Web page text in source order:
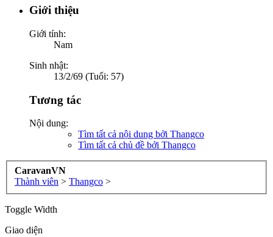
Giới thiệu
Giới tính:
Nam
Sinh nhật:
13/2/69 (Tuổi: 57)
Tương tác
Nội dung:
Tìm tất cả nội dung bởi Thangco
Tìm tất cả chủ đề bởi Thangco
CaravanVN
Thành viên > Thangco >
Toggle Width
Giao diện